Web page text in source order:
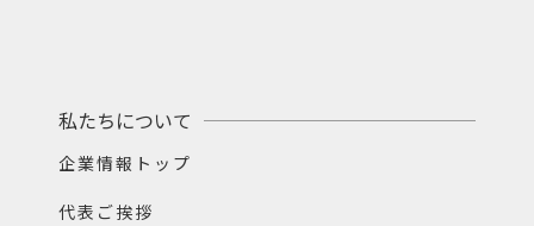
私たちについて
企業情報トップ
代表ご挨拶